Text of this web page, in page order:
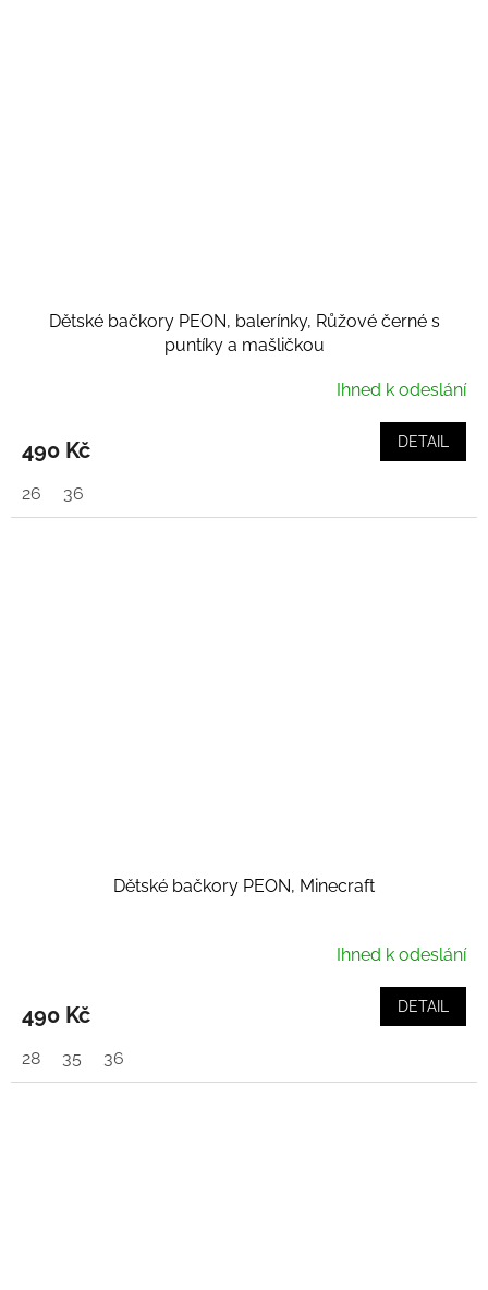
Dětské bačkory PEON, balerínky, Růžové černé s
puntíky a mašličkou
Ihned k odeslání
490 Kč DETAIL
26 36
Dětské bačkory PEON, Minecraft
Ihned k odeslání
490 Kč DETAIL
28 35 36